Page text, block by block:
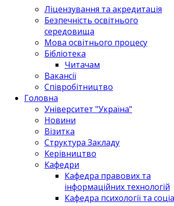
Ліцензування та акредитація
Безпечність освітнього
середовища
Мова освітнього процесу
Бібліотека
Читачам
Вакансії
Співробітництво
Головна
Університет "Україна"
Новини
Візитка
Структура Закладу
Керівництво
Кафедри
Кафедра правових та
інформаційних технологій
Кафедра психології та